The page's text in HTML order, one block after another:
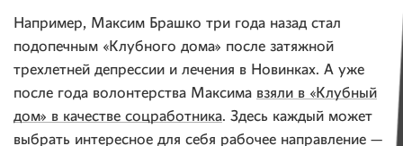
Например, Максим Брашко три года назад стал
подопечным «Клубного дома» после затяжной
трехлетней депрессии и лечения в Новинках. А уже
после года волонтерства Максима взяли в «Клубный
дом» в качестве соцработника. Здесь каждый может
выбрать интересное для себя рабочее направление —